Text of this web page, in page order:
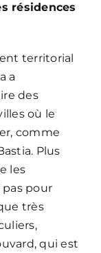
résidences
territorial
a
des
où le
comme
Plus
les
pour
très
qui est